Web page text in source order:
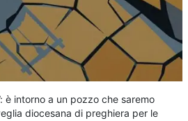
è intorno a un pozzo che saremo
diocesana di preghiera per le